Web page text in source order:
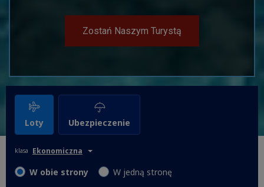
Zostań Naszym Turystą
Loty Ubezpieczenie
klasa Ekonomiczna
W obie strony W jedną stronę